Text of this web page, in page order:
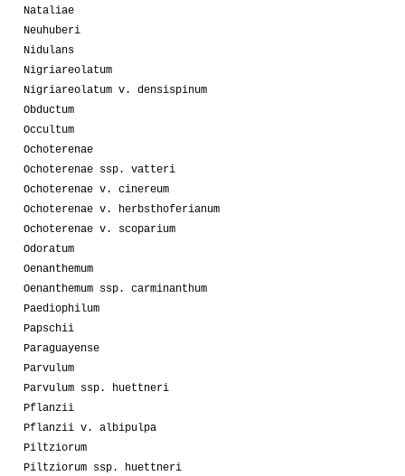
Nataliae
Neuhuberi
Nidulans
Nigriareolatum
Nigriareolatum v. densispinum
Obductum
Occultum
Ochoterenae
Ochoterenae ssp. vatteri
Ochoterenae v. cinereum
Ochoterenae v. herbsthoferianum
Ochoterenae v. scoparium
Odoratum
Oenanthemum
Oenanthemum ssp. carminanthum
Paediophilum
Papschii
Paraguayense
Parvulum
Parvulum ssp. huettneri
Pflanzii
Pflanzii v. albipulpa
Piltziorum
Piltziorum ssp. huettneri